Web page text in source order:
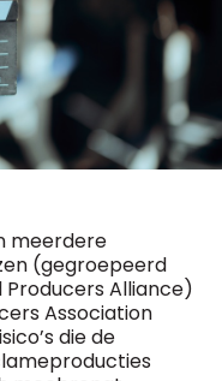
meerdere
(gegroepeerd
Alliance)
Association
die de
Freemium
access
MM e - News
MM Best of
Research
MM Blue
MM Magazine
(digital)